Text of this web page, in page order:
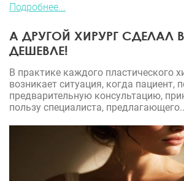
Подробнее...
А ДРУГОЙ ХИРУРГ СДЕЛАЛ
ДЕШЕВЛЕ!
В практике каждого пластического
возникает ситуация, когда пациент,
предварительную консультацию,
пользу специалиста,